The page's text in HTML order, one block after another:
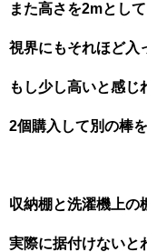
また高さを2mとし
視界にもそれほど入
もし少し高いと感じ
2個購入して別の棒
収納棚と洗濯機上の
実際に据付けないと